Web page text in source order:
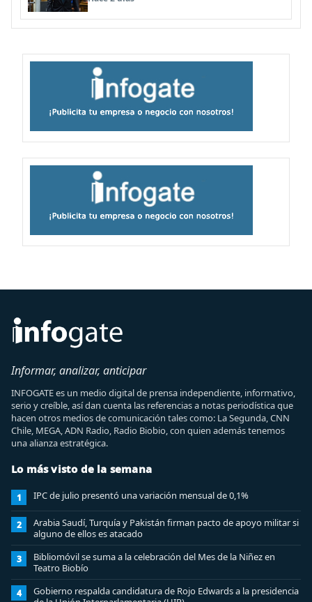
Informar, analizar, anticipar
INFOGATE es un medio digital de prensa independiente, informativo,
serio y creíble, así dan cuenta las referencias a notas periodística que
hacen otros medios de comunicación tales como: La Segunda, CNN
Chile, MEGA, ADN Radio, Radio Biobio, con quien además tenemos
una alianza estratégica.
Lo más visto de la semana
1 IPC de julio presentó una variación mensual de 0,1%
2
Arabia Saudí, Turquía y Pakistán firman pacto de apoyo militar si
alguno de ellos es atacado
3
Bibliomóvil se suma a la celebración del Mes de la Niñez en
Teatro Biobío
4
Gobierno respalda candidatura de Rojo Edwards a la presidencia